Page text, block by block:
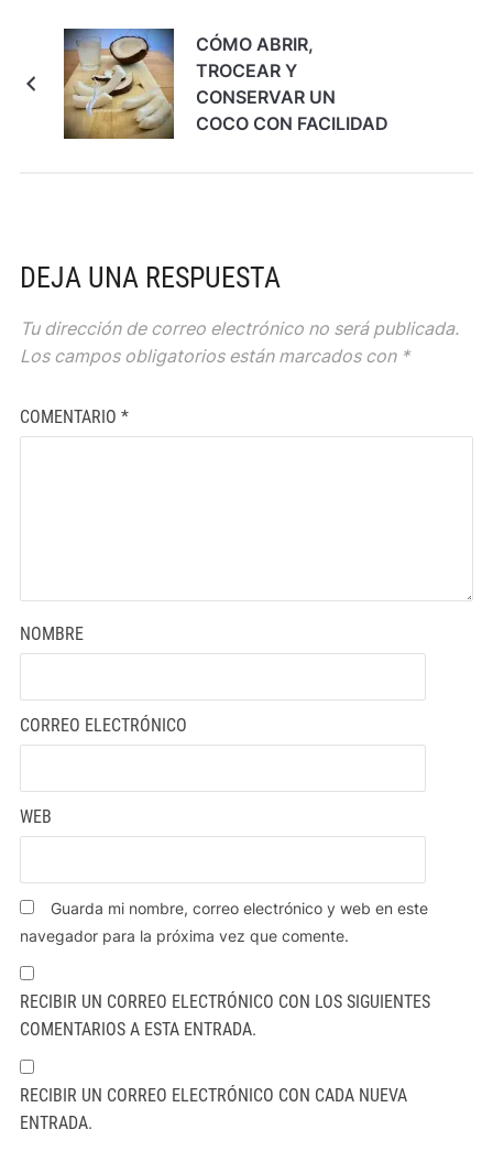
CÓMO ABRIR,
TROCEAR Y
CONSERVAR UN
COCO CON FACILIDAD
DEJA UNA RESPUESTA
Tu dirección de correo electrónico no será publicada.
Los campos obligatorios están marcados con *
COMENTARIO *
NOMBRE
CORREO ELECTRÓNICO
WEB
Guarda mi nombre, correo electrónico y web en este
navegador para la próxima vez que comente.
RECIBIR UN CORREO ELECTRÓNICO CON LOS SIGUIENTES
COMENTARIOS A ESTA ENTRADA.
RECIBIR UN CORREO ELECTRÓNICO CON CADA NUEVA
ENTRADA.